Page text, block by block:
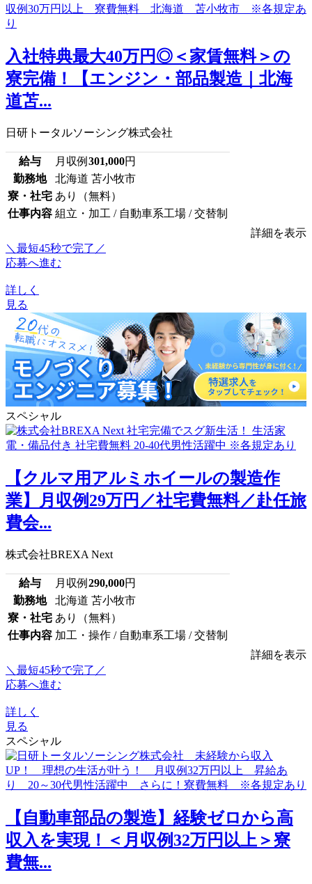
入社特典最大40万円◎＜家賃無料＞の
寮完備！【エンジン・部品製造｜北海
道苫...
日研トータルソーシング株式会社
給与 月収例 301,000円
勤務地
北海道 苫小牧市
寮・社宅 あり（無料）
仕事内容 組立・加工 / 自動車系工場 / 交替制
詳細を表示
＼最短45秒で完了／
応募へ進む
詳しく
見る
スペシャル
【クルマ用アルミホイールの製造作
業】月収例29万円／社宅費無料／赴任旅
費会...
株式会社BREXA Next
給与 月収例 290,000円
勤務地
北海道 苫小牧市
寮・社宅 あり（無料）
仕事内容 加工・操作 / 自動車系工場 / 交替制
詳細を表示
＼最短45秒で完了／
応募へ進む
詳しく
見る
スペシャル
【自動車部品の製造】経験ゼロから高
収入を実現！＜月収例32万円以上＞寮
費無...